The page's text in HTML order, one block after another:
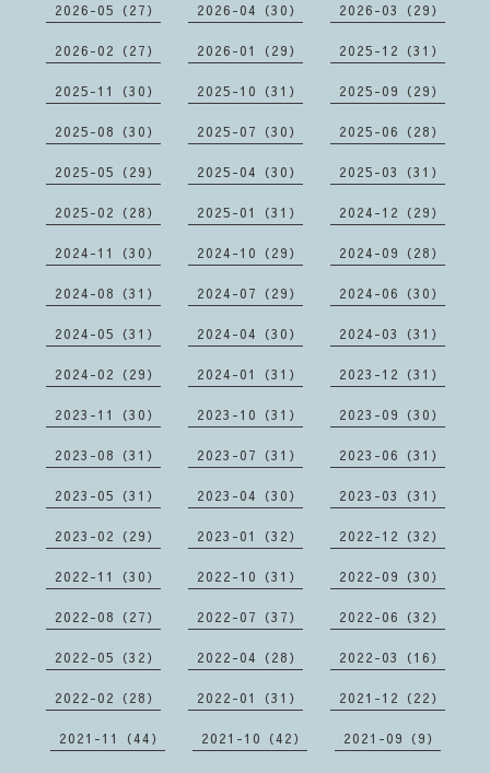
2026-05（27） 2026-04（30） 2026-03（29）
2026-02（27） 2026-01（29） 2025-12（31）
2025-11（30） 2025-10（31） 2025-09（29）
2025-08（30） 2025-07（30） 2025-06（28）
2025-05（29） 2025-04（30） 2025-03（31）
2025-02（28） 2025-01（31） 2024-12（29）
2024-11（30） 2024-10（29） 2024-09（28）
2024-08（31） 2024-07（29） 2024-06（30）
2024-05（31） 2024-04（30） 2024-03（31）
2024-02（29） 2024-01（31） 2023-12（31）
2023-11（30） 2023-10（31） 2023-09（30）
2023-08（31） 2023-07（31） 2023-06（31）
2023-05（31） 2023-04（30） 2023-03（31）
2023-02（29） 2023-01（32） 2022-12（32）
2022-11（30） 2022-10（31） 2022-09（30）
2022-08（27） 2022-07（37） 2022-06（32）
2022-05（32） 2022-04（28） 2022-03（16）
2022-02（28） 2022-01（31） 2021-12（22）
2021-11（44） 2021-10（42） 2021-09（9）